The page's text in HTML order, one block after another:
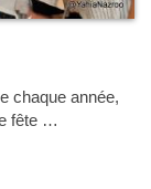
chaque année,
fête …